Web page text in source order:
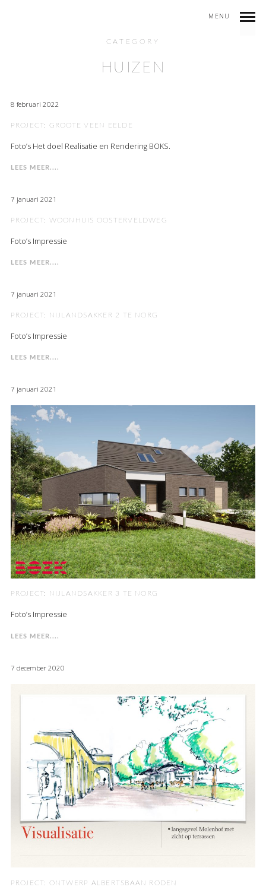
MENU
CATEGORY
HUIZEN
8 februari 2022
PROJECT: GROOTE VEEN EELDE
Foto’s Het doel Realisatie en Rendering BOKS.
LEES MEER....
7 januari 2021
PROJECT: WOONHUIS OOSTERVELDWEG
Foto’s Impressie
LEES MEER....
7 januari 2021
PROJECT: NIJLANDSAKKER 2 TE NORG
Foto’s Impressie
LEES MEER....
7 januari 2021
PROJECT: NIJLANDSAKKER 3 TE NORG
Foto’s Impressie
LEES MEER....
7 december 2020
PROJECT: ONTWERP ALBERTSBAAN RODEN